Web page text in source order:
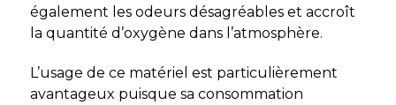
également les odeurs désagréables et accroît
la quantité d’oxygène dans l’atmosphère.
L’usage de ce matériel est particulièrement
avantageux puisque sa consommation